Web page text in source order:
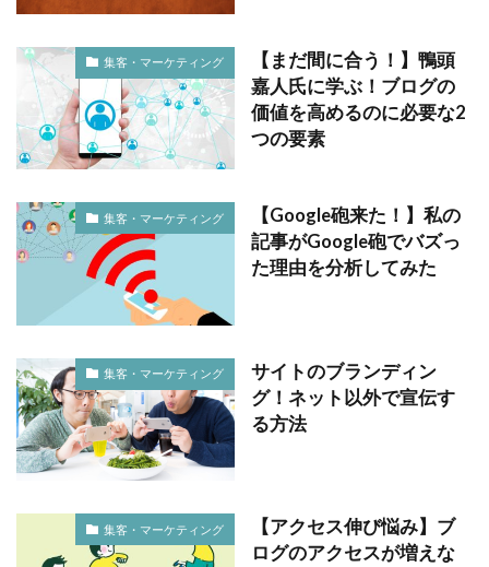
集客・マーケティング
【まだ間に合う！】鴨頭
嘉人氏に学ぶ！ブログの
価値を高めるのに必要な2
つの要素
集客・マーケティング
【Google砲来た！】私の
記事がGoogle砲でバズっ
た理由を分析してみた
集客・マーケティング
サイトのブランディン
グ！ネット以外で宣伝す
る方法
集客・マーケティング
【アクセス伸び悩み】ブ
ログのアクセスが増えな